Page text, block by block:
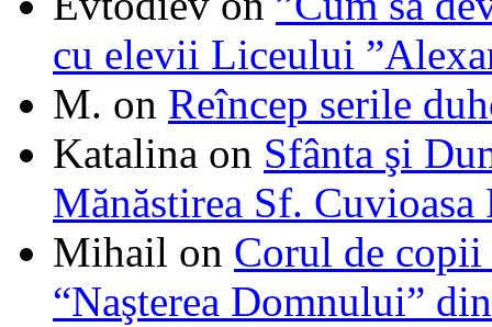
cu elevii Liceului
M. on Reîncep serile
Katalina on Sfânta şi
Mănăstirea Sf. Cuvioasa
Mihail on Corul de
“Naşterea Domnului”